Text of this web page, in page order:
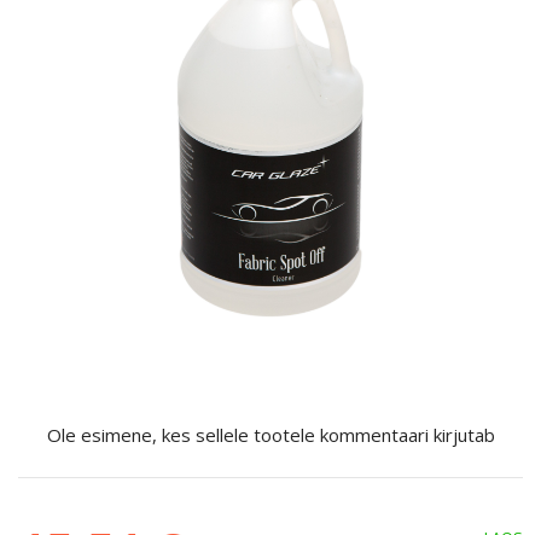
Ole esimene, kes sellele tootele kommentaari kirjutab